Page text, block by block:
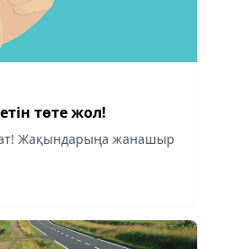
төте жол!
Жақындарыңа жанашыр